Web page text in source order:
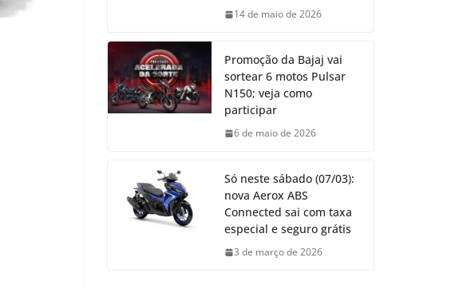
14 de maio de 2026
Promoção da Bajaj vai
sortear 6 motos Pulsar
N150; veja como
participar
6 de maio de 2026
Só neste sábado (07/03):
nova Aerox ABS
Connected sai com taxa
especial e seguro grátis
3 de março de 2026